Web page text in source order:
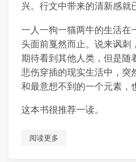
兴。行文中带来的清新感就
一人一狗一猫两牛的生活在
头面前戛然而止。说来讽刺
期待看到其他人类，但是随
悲伤穿插的现实生活中，突
和最意想不到的一个元素，
这本书很推荐一读。
阅读更多